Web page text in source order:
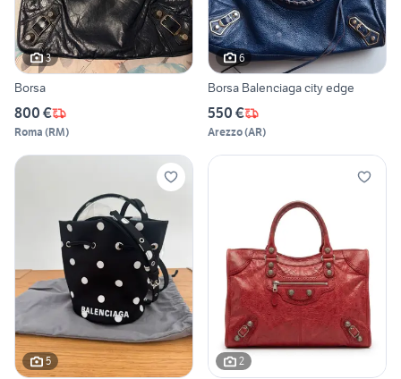
3
Borsa
800 €
Roma (RM)
6
Borsa Balenciaga city edge
550 €
Arezzo(AR)
5 2